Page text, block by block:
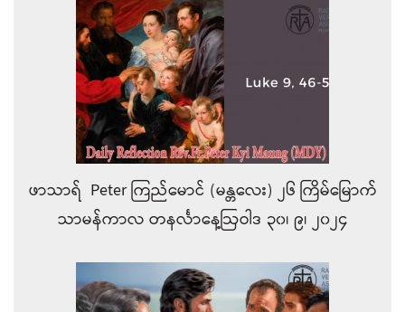
ဖာသာရ် Peter ကြည်မောင် (မန္တလေး) ၂၆ ကြိမ်မြောက်
သာမန်ကာလ တနင်္လာနေ့ဩဝါဒ ၃၀၊ ၉၊ ၂၀၂၄